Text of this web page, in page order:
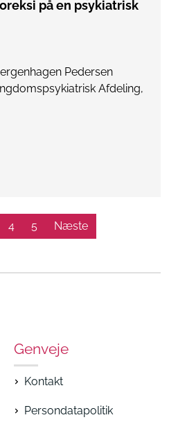
på en psykiatrisk
Pedersen
Afdeling,
4 5 Næste
Genveje
Kontakt
Persondatapolitik